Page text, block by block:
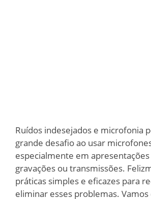
Ruídos indesejados e microfonia
grande desafio ao usar
especialmente em apresentações
gravações ou transmissões.
práticas simples e eficazes para
eliminar esses problemas.